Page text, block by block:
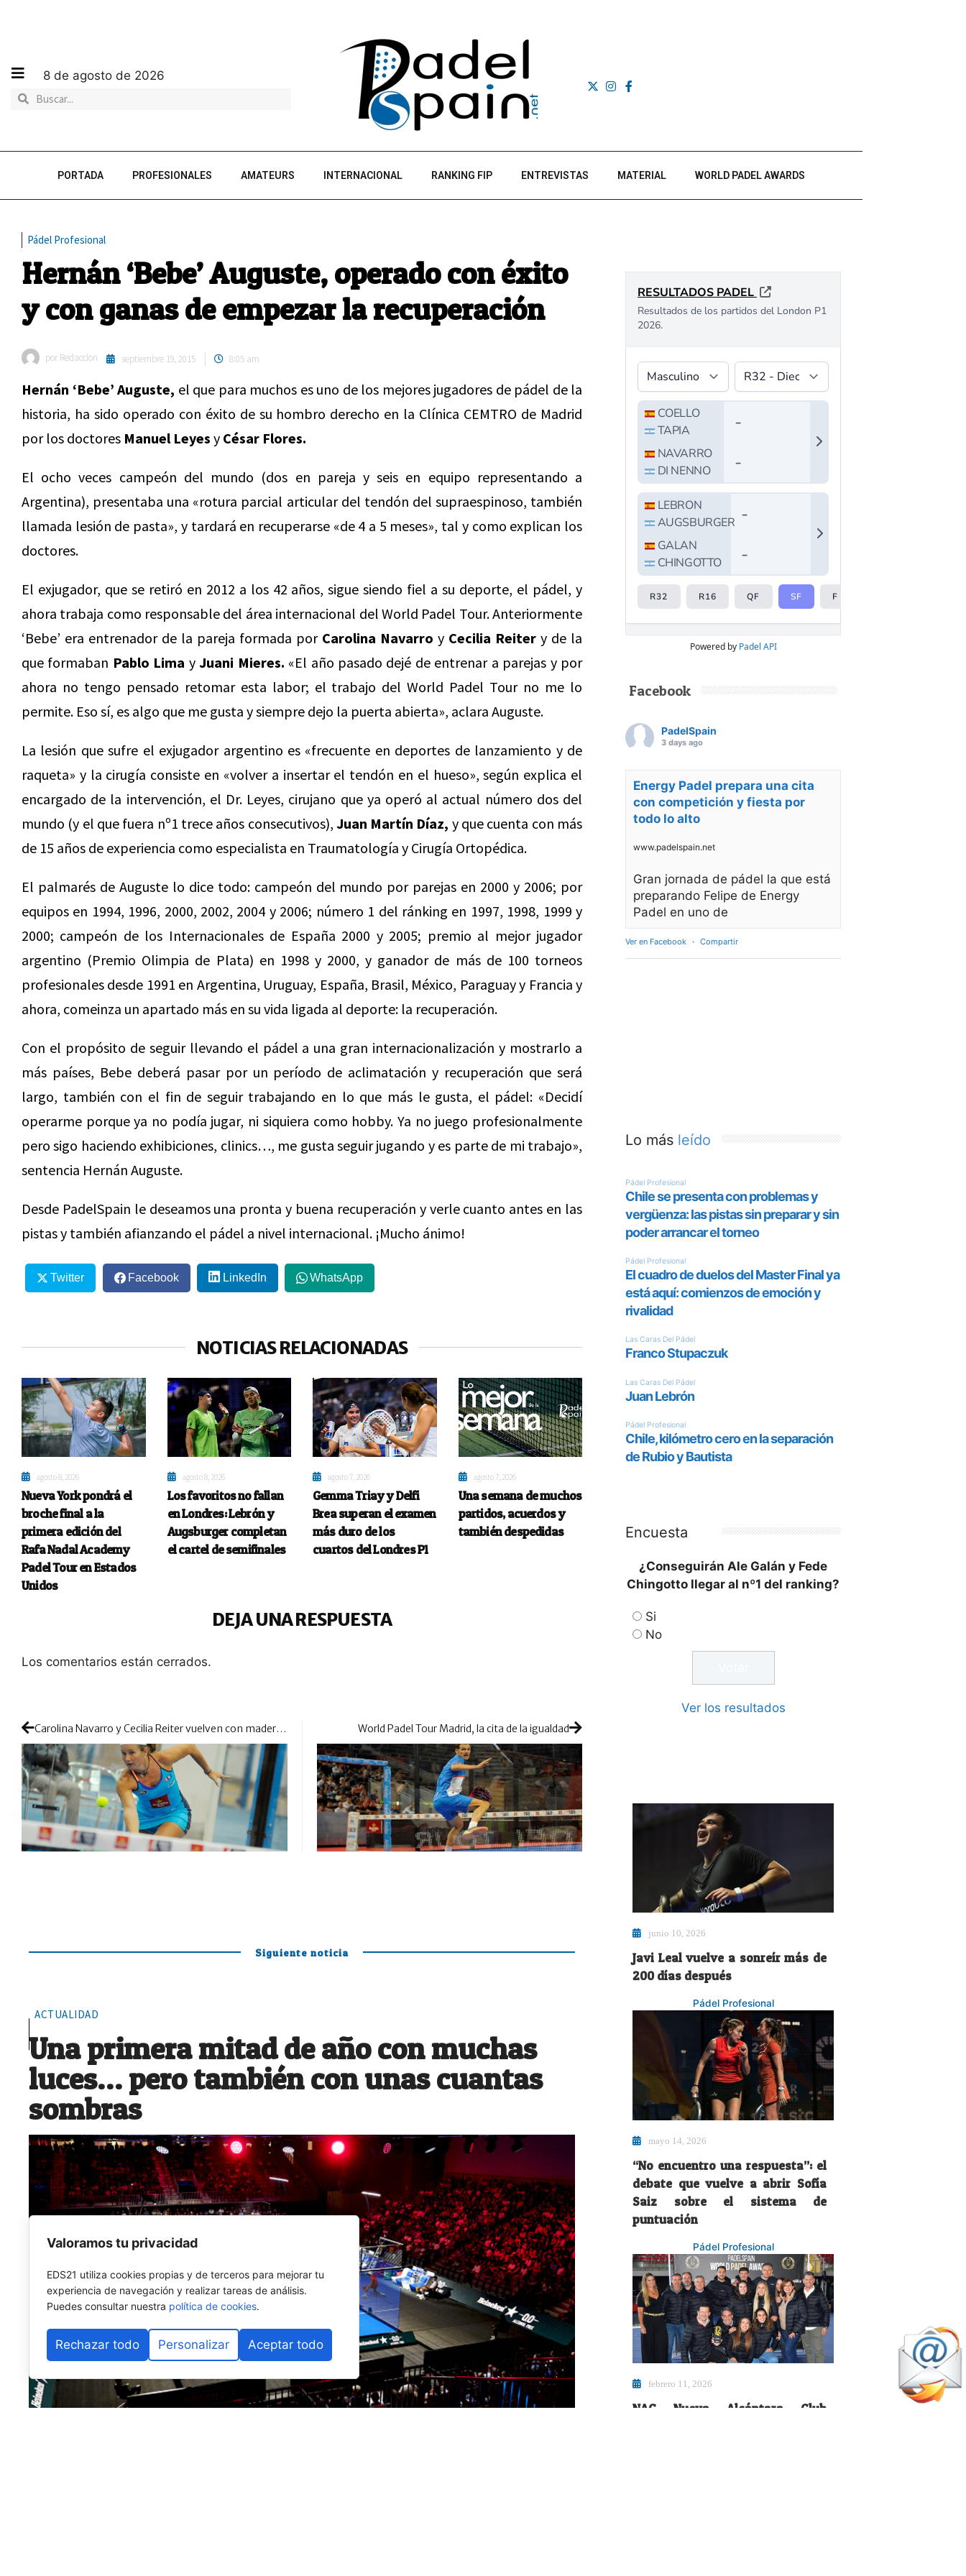
8 de agosto de 2026
PORTADA PROFESIONALES AMATEURS INTERNACIONAL RANKING FIP ENTREVISTAS MATERIAL WORLD PADEL AWARDS
Pádel Profesional
Hernán ‘Bebe’ Auguste, operado con éxito
y con ganas de empezar la recuperación
por Redaccion septiembre 19, 2015 8:05 am
Hernán ‘Bebe’ Auguste, el que para muchos es uno de los mejores jugadores de pádel de la
historia, ha sido operado con éxito de su hombro derecho en la Clínica CEMTRO de Madrid
por los doctores Manuel Leyes y César Flores.
El ocho veces campeón del mundo (dos en pareja y seis en equipo representando a
Argentina), presentaba una «rotura parcial articular del tendón del supraespinoso, también
llamada lesión de pasta», y tardará en recuperarse «de 4 a 5 meses», tal y como explican los
doctores.
El exjugador, que se retiró en 2012 a los 42 años, sigue siendo fiel a su deporte, el pádel, y
ahora trabaja como responsable del área internacional del World Padel Tour. Anteriormente
‘Bebe’ era entrenador de la pareja formada por Carolina Navarro y Cecilia Reiter y de la
que formaban Pablo Lima yJuani Mieres. «El año pasado dejé de entrenar a parejas y por
ahora no tengo pensado retomar esta labor; el trabajo del World Padel Tour no me lo
permite. Eso sí, es algo que me gusta y siempre dejo la puerta abierta», aclara Auguste.
La lesión que sufre el exjugador argentino es «frecuente en deportes de lanzamiento y de
raqueta» y la cirugía consiste en «volver a insertar el tendón en el hueso», según explica el
encargado de la intervención, el Dr. Leyes, cirujano que ya operó al actual número dos del
mundo (y el que fuera nº1 trece años consecutivos), Juan Martín Díaz, y que cuenta con más
de 15 años de experiencia como especialista en Traumatología y Cirugía Ortopédica.
El palmarés de Auguste lo dice todo: campeón del mundo por parejas en 2000 y 2006; por
equipos en 1994, 1996, 2000, 2002, 2004 y 2006; número 1 del ránking en 1997, 1998, 1999 y
2000; campeón de los Internacionales de España 2000 y 2005; premio al mejor jugador
argentino (Premio Olimpia de Plata) en 1998 y 2000, y ganador de más de 100 torneos
profesionales desde 1991 en Argentina, Uruguay, España, Brasil, México, Paraguay y Francia y
ahora, comeinza un apartado más en su vida ligada al deporte: la recuperación.
Con el propósito de seguir llevando el pádel a una gran internacionalización y mostrarlo a
más países, Bebe deberá pasar por un período de aclimatación y recuperación que será
largo, también con el fin de seguir trabajando en lo que más le gusta, el pádel: «Decidí
operarme porque ya no podía jugar, ni siquiera como hobby. Ya no juego profesionalmente
pero sigo haciendo exhibiciones, clinics…, me gusta seguir jugando y es parte de mi trabajo»,
sentencia Hernán Auguste.
Desde PadelSpain le deseamos una pronta y buena recuperación y verle cuanto antes en las
pistas y también afianzando el pádel a nivel internacional. ¡Mucho ánimo!
Twitter Facebook LinkedIn WhatsApp
NOTICIAS RELACIONADAS
agosto 8, 2026
Nueva York pondrá el
broche final a la
primera edición del
Rafa Nadal Academy
Padel Tour en Estados
Unidos
agosto 8, 2026
Los favoritos no fallan
en Londres: Lebrón y
Augsburger completan
el cartel de semifinales
agosto 7, 2026
Gemma Triay y Delfi
Brea superan el examen
más duro de los
cuartos del Londres P1
agosto 7, 2026
Una semana de muchos
partidos, acuerdos y
también despedidas
DEJA UNA RESPUESTA
Los comentarios están cerrados.
Carolina Navarro y Cecilia Reiter vuelven con madera de campeonas World Padel Tour Madrid, la cita de la igualdad
Siguiente noticia
ACTUALIDAD
Una primera mitad de año con muchas
luces… pero también con unas cuantas
sombras
Powered by Padel API
Facebook
PadelSpain
3 days ago
Energy Padel prepara una cita
con competición y fiesta por
todo lo alto
www.padelspain.net
Gran jornada de pádel la que está
preparando Felipe de Energy
Padel en uno de
Ver en Facebook · Compartir
Lo más leído
Encuesta
¿Conseguirán Ale Galán y Fede
Chingotto llegar al nº1 del ranking?
Si
No
Ver los resultados
junio 10, 2026
Javi Leal vuelve a sonreír más de
200 días después
Pádel Profesional
mayo 14, 2026
“No encuentro una respuesta”: el
debate que vuelve a abrir Sofía
Saiz sobre el sistema de
puntuación
Pádel Profesional
febrero 11, 2026
NAC Nueva Alcántara Club
Valoramos tu privacidad
EDS21 utiliza cookies propias y de terceros para mejorar tu
experiencia de navegación y realizar tareas de análisis.
Puedes consultar nuestra política de cookies.
Rechazar todo Personalizar Aceptar todo